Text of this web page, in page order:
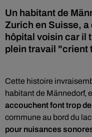
Un habitant de
Zurich en Suisse,
hôpital voisin car il
plein travail "crient
Cette histoire
habitant de Männedorf,
accouchent font trop
commune au bord du
pour nuisances